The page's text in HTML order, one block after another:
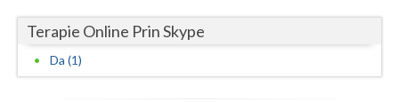
Teleorman
Terapie Online Prin Skype
Da (1)